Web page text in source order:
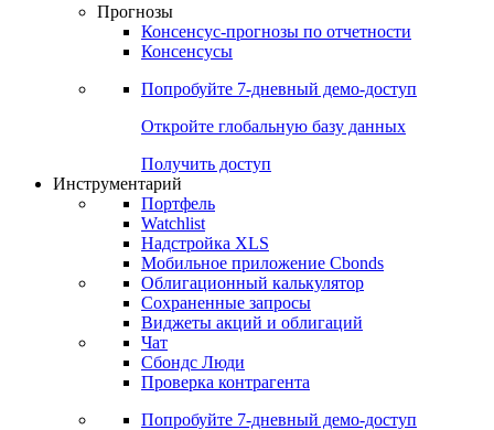
Прогнозы
Консенсус-прогнозы по отчетности
Консенсусы
Попробуйте 7-дневный демо-доступ
Откройте глобальную базу данных
Получить доступ
Инструментарий
Портфель
Watchlist
Надстройка XLS
Мобильное приложение Cbonds
Облигационный калькулятор
Сохраненные запросы
Виджеты акций и облигаций
Чат
Сбондс Люди
Проверка контрагента
Попробуйте 7-дневный демо-доступ